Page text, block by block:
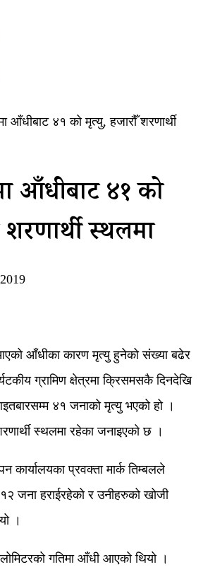
आँधीबाट ४१ को मृत्यु, हजारौँ शरणार्थी
आँधीबाट ४१ को
स्थलमा
आँधीका कारण मृत्यु हुनेको संख्या बढेर
ग्रामिण क्षेत्रमा क्रिसमसकै दिनदेखि
४१ जनाको मृत्यु भएको हो ।
स्थलमा रहेका जनाइएको छ ।
कार्यालयका प्रवक्ता मार्क तिम्बलले
जना हराईरहेको र उनीहरुको खोजी
।
गतिमा आँधी आएको थियो ।